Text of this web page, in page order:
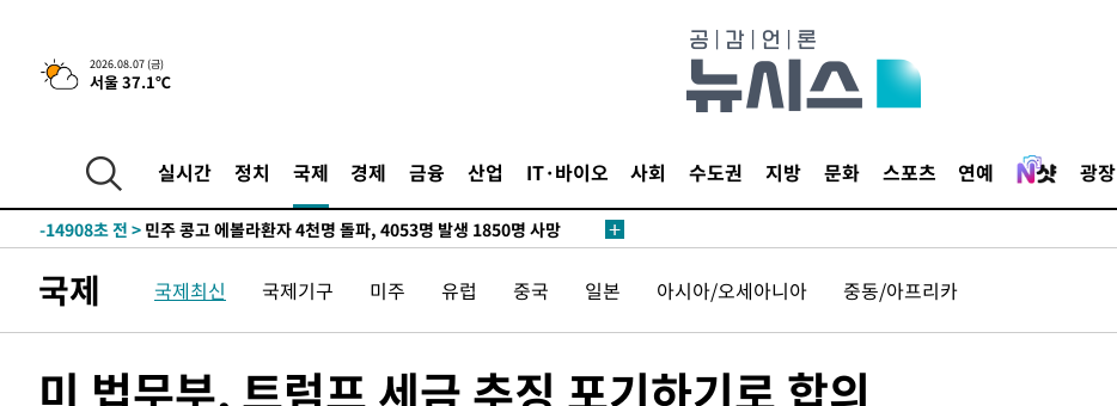
2026.08.07 (금)
서울 37.1℃
실시간 정치 국제 경제 금융 산업 IT·바이오 사회 수도권 지방 문화 스포츠 연예 광장
-29599초 전 >[속보]규제합리화위원회 부위원장에 김태유 서울대 공대 교수…이
병태 후임
-25957초 전 > [속보]국힘 윤리위, '돌려차기 발언' 진종오·서범수 징계 절차 개시
25.3%↑
-18442초 전 >
[속보]'채상병 순직 책임' 임성근, 항소심도 징역 3년
-18308초 전 >
-14908초 전 > 민주 콩고 에볼라환자 4천명 돌파, 4053명 발생 1850명 사망
-13352초 전 >
"미 전국적 살모네라 식중독 원인은 멕시코산 할라피뇨"-- CDC
-11865초 전 >[속보]경찰·노동부, HL만도 평택사업장 끼임 사망 관련 압수수색
압수수색
-11501초 전 >[속보]원·달러 환율, 오전 9시 1423.8원
국제 국제최신 국제기구 미주 유럽 중국 일본 아시아/오세아니아 중동/아프리카
미 법무부, 트럼프 세금 추징 포기하기로 합의